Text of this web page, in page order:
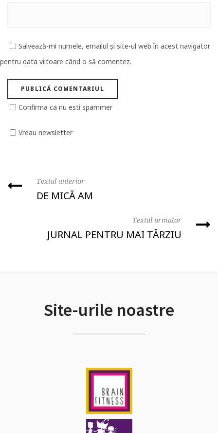
Salvează-mi numele, emailul și site-ul web în acest navigator
pentru data viitoare când o să comentez.
Confirma ca nu esti spammer
Vreau newsletter
Textul anterior
DE MICĂ AM
Textul urmator
JURNAL PENTRU MAI TÂRZIU
Site-urile noastre